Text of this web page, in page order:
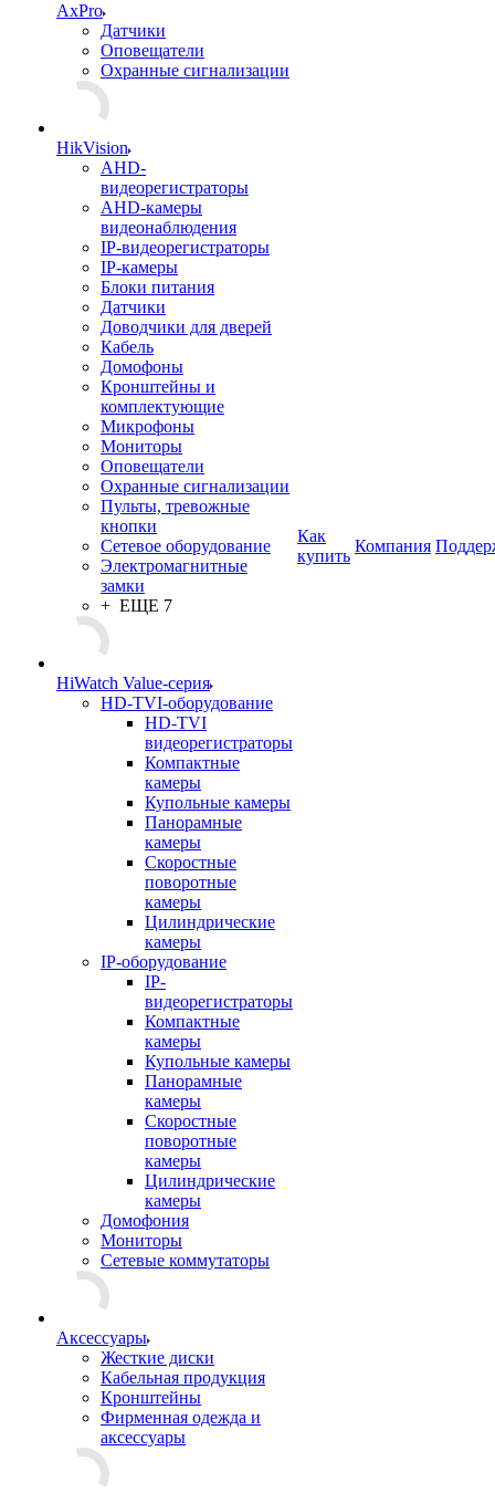
AxPro
Датчики
Оповещатели
Охранные сигнализации
HikVision
AHD-
видеорегистраторы
AHD-камеры
видеонаблюдения
IP-видеорегистраторы
IP-камеры
Блоки питания
Датчики
Доводчики для дверей
Кабель
Домофоны
Кронштейны и
комплектующие
Микрофоны
Мониторы
Оповещатели
Охранные сигнализации
Пульты, тревожные
кнопки
Сетевое оборудование
Электромагнитные
замки
+ ЕЩЕ 7
HiWatch Value-серия
HD-TVI-оборудование
HD-TVI
видеорегистраторы
Компактные
камеры
Купольные камеры
Панорамные
камеры
Скоростные
поворотные
камеры
Цилиндрические
камеры
IP-оборудование
IP-
видеорегистраторы
Компактные
камеры
Купольные камеры
Панорамные
камеры
Скоростные
поворотные
камеры
Цилиндрические
камеры
Домофония
Мониторы
Сетевые коммутаторы
Аксессуары
Жесткие диски
Кабельная продукция
Кронштейны
Фирменная одежда и
аксессуары
Как
купить
Компания